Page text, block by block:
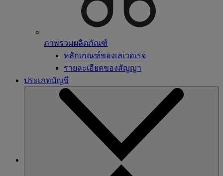
ภาพรวมผลิตภัณฑ์
หลักเกณฑ์ของเลเวอเรจ
รายละเอียดของสัญญา
ประเภทบัญชี